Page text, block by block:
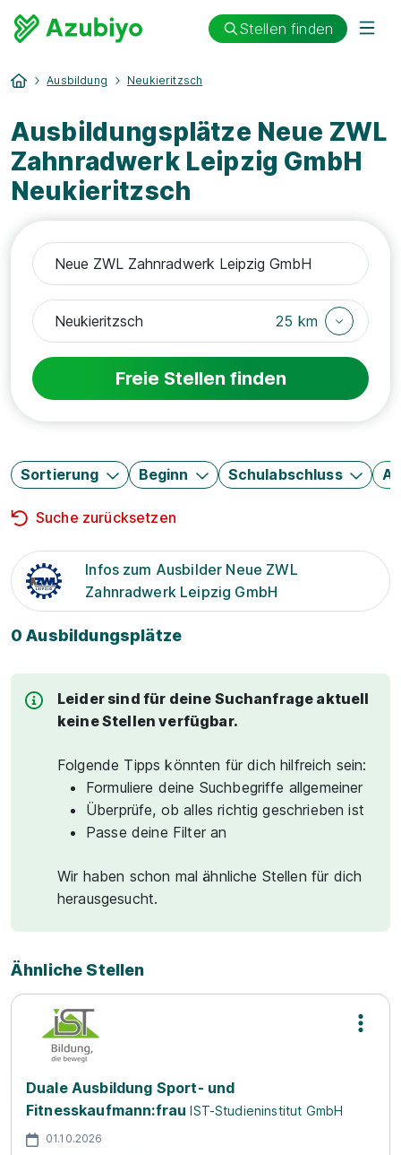
Stellen finden
Ausbildung Neukieritzsch
Ausbildungsplätze Neue ZWL
Zahnradwerk Leipzig GmbH
Neukieritzsch
25 km
Freie Stellen finden
Sortierung Beginn Schulabschluss
Suche zurücksetzen
Infos zum Ausbilder Neue ZWL
Zahnradwerk Leipzig GmbH
0 Ausbildungsplätze
Leider sind für deine Suchanfrage aktuell
keine Stellen verfügbar.
Folgende Tipps könnten für dich hilfreich sein:
Formuliere deine Suchbegriffe allgemeiner
Überprüfe, ob alles richtig geschrieben ist
Passe deine Filter an
Wir haben schon mal ähnliche Stellen für dich
herausgesucht.
Ähnliche Stellen
Duale Ausbildung Sport- und
Fitnesskaufmann:frau IST-Studieninstitut GmbH
01.10.2026